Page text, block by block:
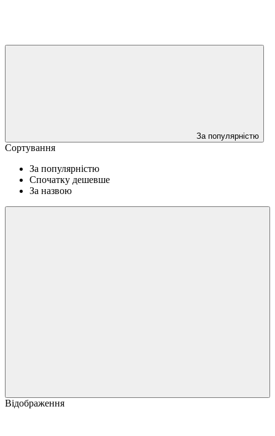
За популярністю
Сортування
За популярністю
Спочатку дешевше
За назвою
Відображення